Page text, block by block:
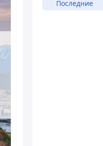
Последние